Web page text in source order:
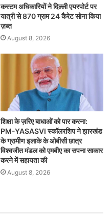
कस्टम अधिकारियों ने दिल्ली एयरपोर्ट पर
यात्री से 870 ग्राम 24 कैरेट सोना किया
ज़ब्त
August 8, 2026
शिक्षा के ज़रिए बाधाओं को पार करना:
PM-YASASVI स्कॉलरशिप ने झारखंड
के ग्रामीण इलाके के ओबीसी छात्र
विश्वजीत मंडल को एमबीए का सपना साकार
करने में सहायता की
August 8, 2026